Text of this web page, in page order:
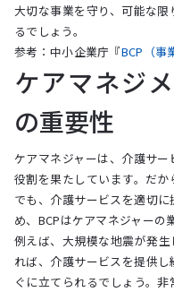
大切な事業を守り、可能な
るでしょう。
参考：中小企業庁『BCP（事
ケアマネジ
の重要性
ケアマネジャーは、介護サ
役割を果たしています。だ
でも、介護サービスを適切
め、BCPはケアマネジャーの
例えば、大規模な地震が発
れば、介護サービスを提供
ぐに立てられるでしょう。